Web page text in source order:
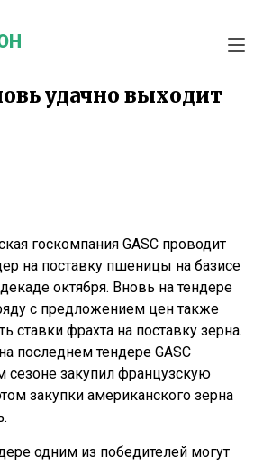
удачно выходит
госкомпания GASC проводит
на поставку пшеницы на базисе
октября. Вновь на тендере
с предложением цен также
ставки фрахта на поставку зерна.
последнем тендере GASC
сезоне закупил французскую
закупки американского зерна
одним из победителей могут